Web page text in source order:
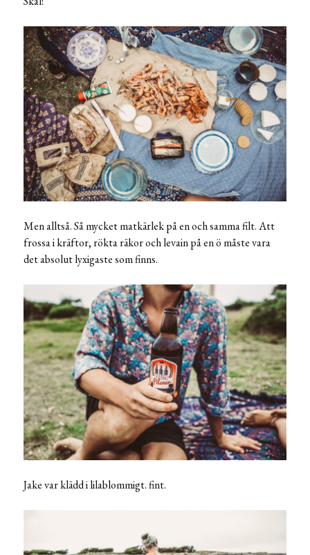
Men alltså. Så mycket matkärlek på en och samma filt. Att
frossa i kräftor, rökta räkor och levain på en ö måste vara
det absolut lyxigaste som finns.
Jake var klädd i lilablommigt. fint.